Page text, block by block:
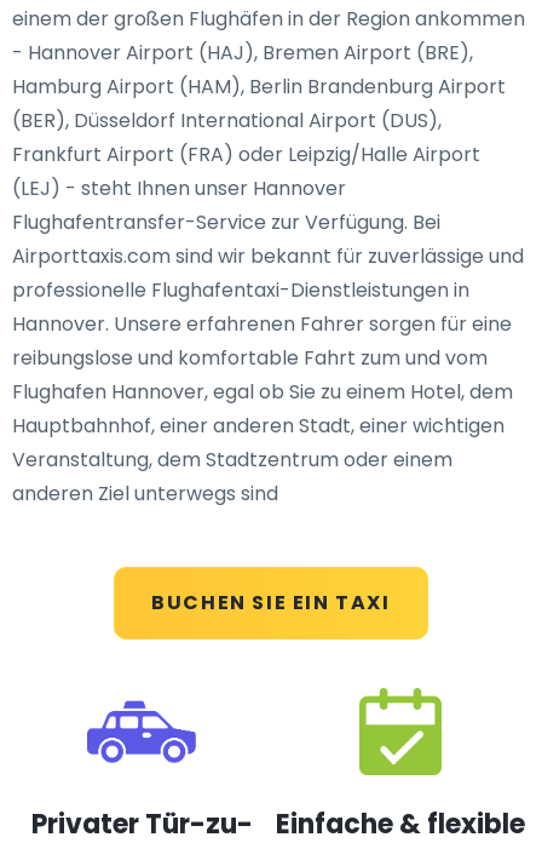
BUCHEN SIE EIN TAXI
einem der großen Flughäfen in der Region ankommen
- Hannover Airport (HAJ), Bremen Airport (BRE),
Hamburg Airport (HAM), Berlin Brandenburg Airport
(BER), Düsseldorf International Airport (DUS),
Frankfurt Airport (FRA) oder Leipzig/Halle Airport
(LEJ) - steht Ihnen unser Hannover
Flughafentransfer-Service zur Verfügung. Bei
Airporttaxis.com sind wir bekannt für zuverlässige und
professionelle Flughafentaxi-Dienstleistungen in
Hannover. Unsere erfahrenen Fahrer sorgen für eine
reibungslose und komfortable Fahrt zum und vom
Flughafen Hannover, egal ob Sie zu einem Hotel, dem
Hauptbahnhof, einer anderen Stadt, einer wichtigen
Veranstaltung, dem Stadtzentrum oder einem
anderen Ziel unterwegs sind
Privater Tür-zu-
Einfache & flexible